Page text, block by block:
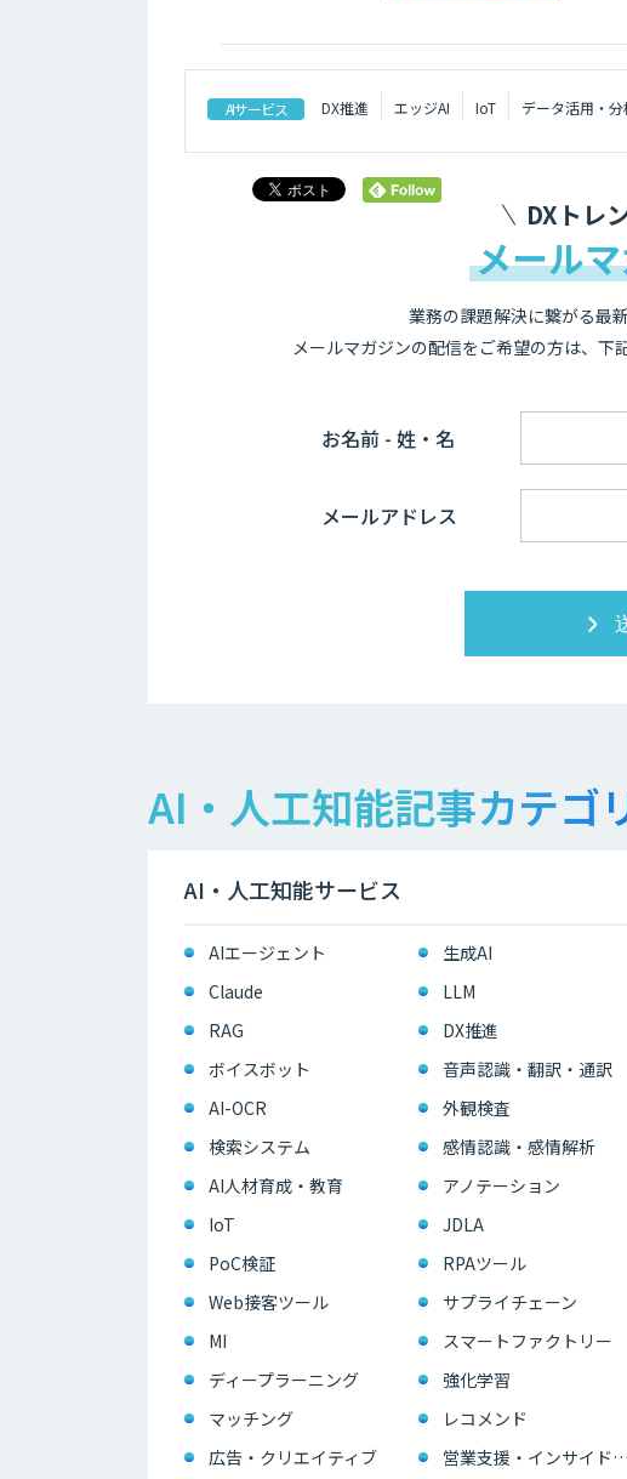
AIサービス DX推進 エッジAI IoT データ活用・分
DXトレ
メール
業務の課題解決に繋がる最
メールマガジンの配信をご希望の方は、下
お名前 - 姓・名
メールアドレス
AI・人工知能記事カテゴ
AI・人工知能サービス
AIエージェント 生成AI
Claude
LLM
RAG
DX推進
ボイスボット
音声認識・翻訳・通訳
AI-OCR
外観検査
検索システム
感情認識・感情解析
AI人材育成・教育
アノテーション
IoT
JDLA
PoC検証
RPAツール
Web接客ツール
サプライチェーン
MI
スマートファクトリー
ディープラーニング
強化学習
マッチング
レコメンド
広告・クリエイティブ
営業支援・インサイドセールス